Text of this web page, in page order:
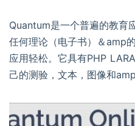
Quantum是一个普遍的教育
任何理论（电子书）＆amp
应用轻松。它具有PHP
己的测验，文本，图像和